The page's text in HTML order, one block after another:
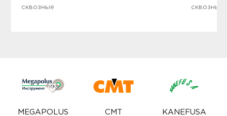
сквозные сквозные
MEGAPOLUS CMT KANEFUSA